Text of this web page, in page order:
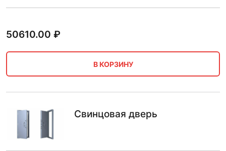
50610.00 ₽
В КОРЗИНУ
Свинцовая дверь